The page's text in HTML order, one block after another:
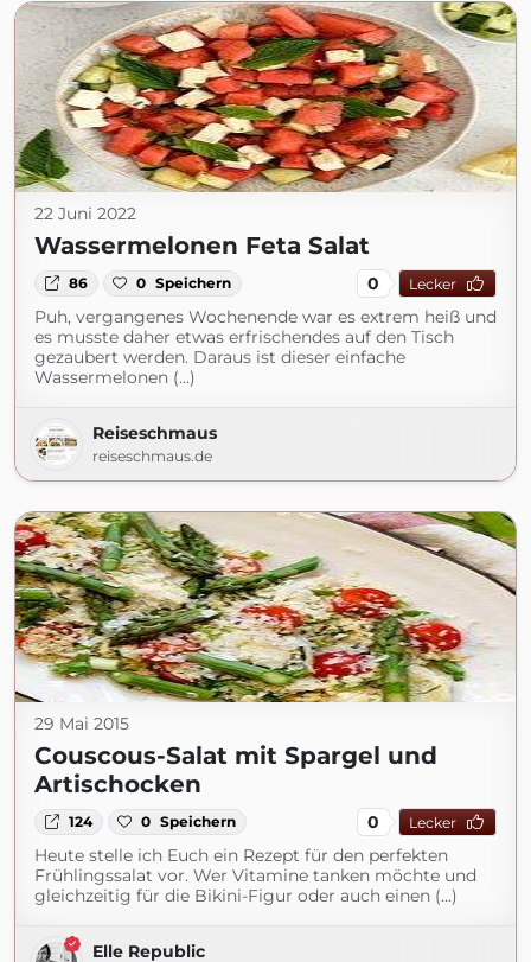
22 Juni 2022
Wassermelonen Feta Salat
86 0 Speichern 0 Lecker
Puh, vergangenes Wochenende war es extrem heiß und
es musste daher etwas erfrischendes auf den Tisch
gezaubert werden. Daraus ist dieser einfache
Wassermelonen (...)
Reiseschmaus
reiseschmaus.de
29 Mai 2015
Couscous-Salat mit Spargel und
Artischocken
124 0 Speichern 0 Lecker
Heute stelle ich Euch ein Rezept für den perfekten
Frühlingssalat vor. Wer Vitamine tanken möchte und
gleichzeitig für die Bikini-Figur oder auch einen (...)
Elle Republic